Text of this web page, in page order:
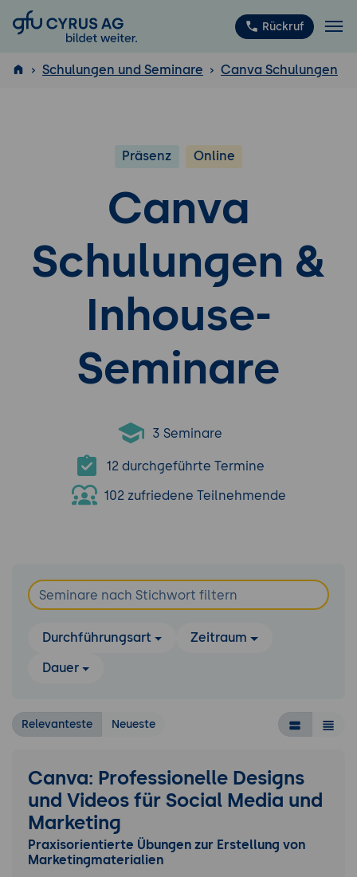
GFU Cyrus AG Rückruf
ISTQB
Schulungen und Seminare Canva Schulungen
Präsenz Online
Canva
Schulungen &
Inhouse-
Seminare
3 Seminare
12 durchgeführte Termine
102 zufriedene Teilnehmende
Durchführungsart
Zeitraum
Dauer
Relevanteste Neueste
Canva: Professionelle Designs
und Videos für Social Media und
Marketing
Praxisorientierte Übungen zur Erstellung von
Marketingmaterialien